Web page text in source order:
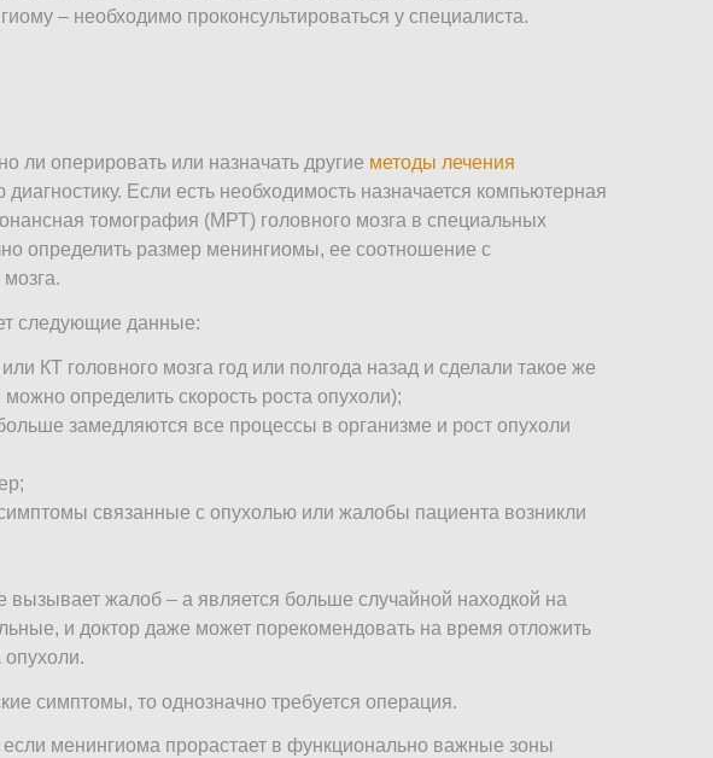
– необходимо проконсультироваться у специалиста.
ли оперировать или назначать другие методы лечения
Если есть необходимость назначается компьютерная
томография (МРТ) головного мозга в специальных
определить размер менингиомы, ее соотношение с
следующие данные:
КТ головного мозга год или полгода назад и сделали такое же
определить скорость роста опухоли);
замедляются все процессы в организме и рост опухоли
связанные с опухолью или жалобы пациента возникли
жалоб – а является больше случайной находкой на
и доктор даже может порекомендовать на время отложить
симптомы, то однозначно требуется операция.
менингиома прорастает в функционально важные зоны